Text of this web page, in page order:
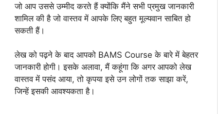
जो आप उससे उम्मीद करते हैं क्योंकि मैंने सभी प्रमुख जानकारी
शामिल की है जो वास्तव में आपके लिए बहुत मूल्यवान साबित हो
सकती हैं।
लेख को पढ़ने के बाद आपको BAMS Course के बारे में बेहतर
जानकारी होगी। इसके अलावा, मैं कहूंगा कि अगर आपको लेख
वास्तव में पसंद आया, तो कृपया इसे उन लोगों तक साझा करें,
जिन्हें इसकी आवश्यकता है।